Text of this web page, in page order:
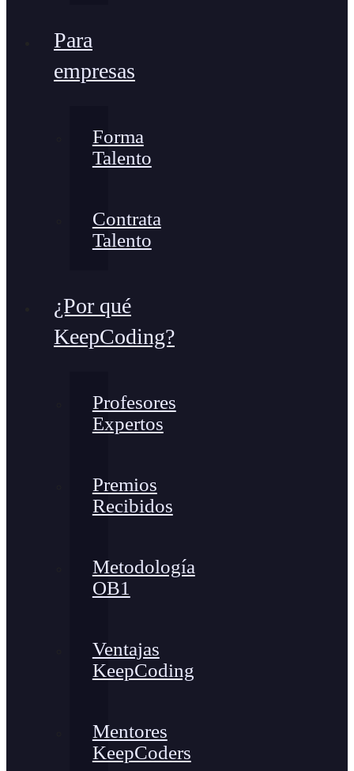
Para
empresas
Forma
Talento
Contrata
Talento
¿Por qué
KeepCoding?
Profesores
Expertos
Premios
Recibidos
Metodología
OB1
Ventajas
KeepCoding
Mentores
KeepCoders